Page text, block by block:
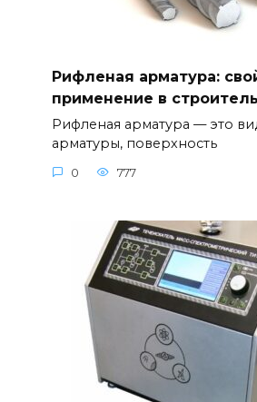
Рифленая арматура:
применение в
Рифленая арматура — это
арматуры, поверхность
0 777